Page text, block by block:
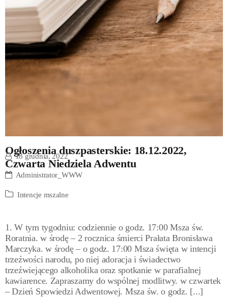
Ogłoszenia duszpasterskie: 18.12.2022,
Czwarta Niedziela Adwentu
18 grudnia, 2022
Administrator_WWW
Intencje mszalne
1. W tym tygodniu: codziennie o godz. 17:00 Msza św.
Roratnia. w środę – 2 rocznica śmierci Prałata Bronisława
Marczyka. w środę – o godz. 17:00 Msza święta w intencji
trzeźwości narodu, po niej adoracja i świadectwo
trzeźwiejącego alkoholika oraz spotkanie w parafialnej
kawiarence. Zapraszamy do wspólnej modlitwy. w czwartek
– Dzień Spowiedzi Adwentowej. Msza św. o godz. [...]